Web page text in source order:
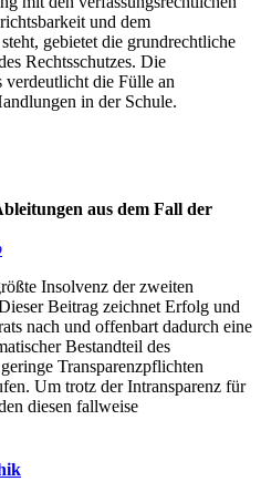
und dem
gebietet die grundrechtliche
Rechtsschutzes. Die
verdeutlicht die Fülle an
in der Schule.
aus dem Fall der
Insolvenz der zweiten
Beitrag zeichnet Erfolg und
nach und offenbart dadurch eine
Bestandteil des
Transparenzpflichten
Um trotz der Intransparenz für
diesen fallweise